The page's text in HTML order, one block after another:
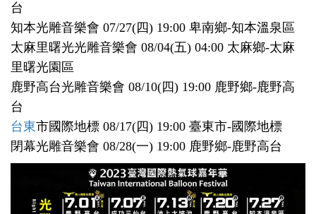
台
知本光雕音樂會 07/27(四) 19:00 卑南鄉-知本溫泉區
太麻里曙光光雕音樂會 08/04(五) 04:00 太麻鄉-太麻
里曙光園區
鹿野高台光雕音樂會 08/10(四) 19:00 鹿野鄉-鹿野高
台
台東市國際地標 08/17(四) 19:00 臺東市-國際地標
閉幕光雕音樂會 08/28(一) 19:00 鹿野鄉-鹿野高台